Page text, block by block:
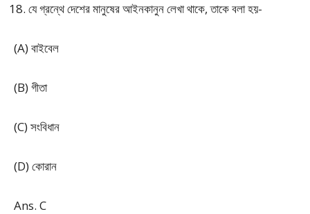
যে গ্রন্থে দেশের মানুষের আইনকানুন লেখা থাকে, তাকে বলা হয়-
(A) বাইবেল
(B) গীতা
(C) সংবিধান
(D) কোরান
Ans. C